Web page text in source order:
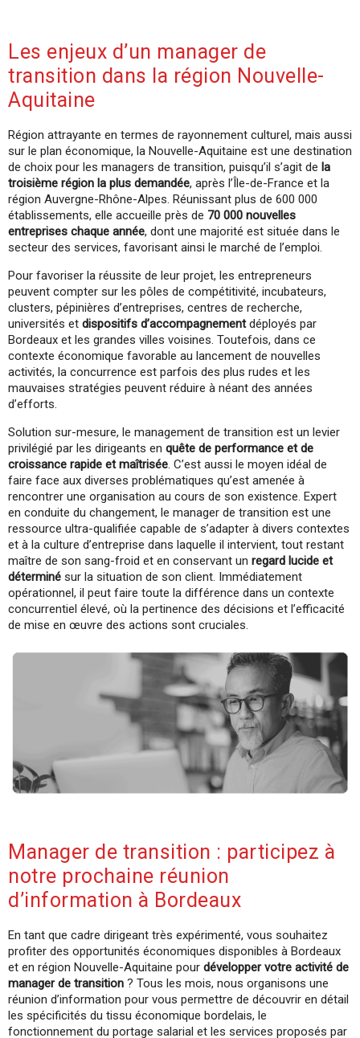
Les enjeux d’un manager de
transition dans la région Nouvelle-
Aquitaine
Région attrayante en termes de rayonnement culturel, mais aussi
sur le plan économique, la Nouvelle-Aquitaine est une destination
de choix pour les managers de transition, puisqu’il s’agit de la
troisième région la plus demandée, après l’Île-de-France et la
région Auvergne-Rhône-Alpes. Réunissant plus de 600 000
établissements, elle accueille près de 70 000 nouvelles
entreprises chaque année, dont une majorité est située dans le
secteur des services, favorisant ainsi le marché de l’emploi.
Pour favoriser la réussite de leur projet, les entrepreneurs
peuvent compter sur les pôles de compétitivité, incubateurs,
clusters, pépinières d’entreprises, centres de recherche,
universités et dispositifs d’accompagnementdéployés par
Bordeaux et les grandes villes voisines. Toutefois, dans ce
contexte économique favorable au lancement de nouvelles
activités, la concurrence est parfois des plus rudes et les
mauvaises stratégies peuvent réduire à néant des années
d’efforts.
Solution sur-mesure, le management de transition est un levier
privilégié par les dirigeants en quête de performance et de
croissance rapide et maîtrisée. C’est aussi le moyen idéal de
faire face aux diverses problématiques qu’est amenée à
rencontrer une organisation au cours de son existence. Expert
en conduite du changement, le manager de transition est une
ressource ultra-qualifiée capable de s’adapter à divers contextes
et à la culture d’entreprise dans laquelle il intervient, tout restant
maître de son sang-froid et en conservant un regard lucide et
déterminé sur la situation de son client. Immédiatement
opérationnel, il peut faire toute la différence dans un contexte
concurrentiel élevé, où la pertinence des décisions et l’efficacité
de mise en œuvre des actions sont cruciales.
Manager de transition : participez à
notre prochaine réunion
d’information à Bordeaux
En tant que cadre dirigeant très expérimenté, vous souhaitez
profiter des opportunités économiques disponibles à Bordeaux
et en région Nouvelle-Aquitaine pour développer votre activité de
manager de transition ? Tous les mois, nous organisons une
réunion d’information pour vous permettre de découvrir en détail
les spécificités du tissu économique bordelais, le
fonctionnement du portage salarial et les services proposés par